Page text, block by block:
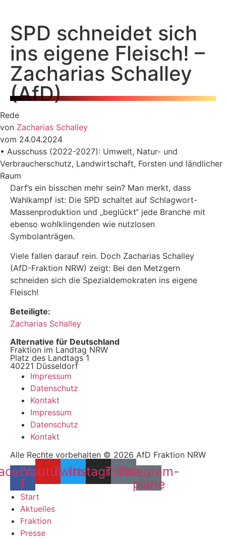
SPD schneidet sich
ins eigene Fleisch! –
Zacharias Schalley
(AfD)
Rede
von Zacharias Schalley
vom 24.04.2024
• Ausschuss (2022-2027): Umwelt, Natur- und
Verbraucherschutz, Landwirtschaft, Forsten und ländlicher
Raum
Darf’s ein bisschen mehr sein? Man merkt, dass
Wahlkampf ist: Die SPD schaltet auf Schlagwort-
Massenproduktion und „beglückt“ jede Branche mit
ebenso wohlklingenden wie nutzlosen
Symbolanträgen.
Viele fallen darauf rein. Doch Zacharias Schalley
(AfD-Fraktion NRW) zeigt: Bei den Metzgern
schneiden sich die Spezialdemokraten ins eigene
Fleisch!
Beteiligte:
Zacharias Schalley
Alternative für Deutschland
Fraktion im Landtag NRW
Platz des Landtags 1
40221 Düsseldorf
Impressum
Datenschutz
Kontakt
Impressum
Datenschutz
Kontakt
Alle Rechte vorbehalten © 2026 AfD Fraktion NRW
f
YoutubeTwitter
Instagram
Tiktok
Telegram-
plane
Start
Aktuelles
Fraktion
Presse